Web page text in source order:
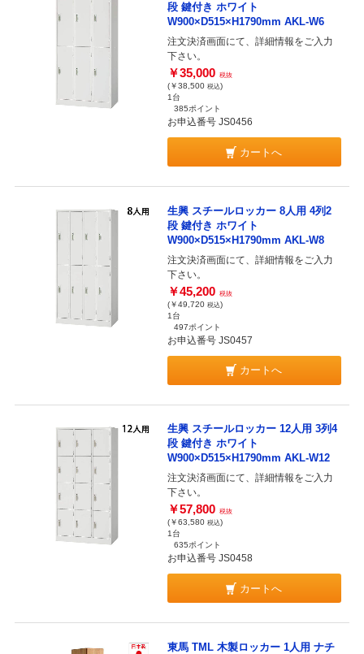
段 鍵付き ホワイト
W900×D515×H1790mm AKL-W6
注文決済画面にて、詳細情報をご入力
下さい。
￥35,000 税抜
(￥38,500 税込)
1台
385ポイント
お申込番号 JS0456
カートへ
生興 スチールロッカー 8人用 4列2
段 鍵付き ホワイト
W900×D515×H1790mm AKL-W8
注文決済画面にて、詳細情報をご入力
下さい。
￥45,200 税抜
(￥49,720 税込)
1台
497ポイント
お申込番号 JS0457
カートへ
生興 スチールロッカー 12人用 3列4
段 鍵付き ホワイト
W900×D515×H1790mm AKL-W12
注文決済画面にて、詳細情報をご入力
下さい。
￥57,800 税抜
(￥63,580 税込)
1台
635ポイント
お申込番号 JS0458
カートへ
東馬 TML 木製ロッカー 1人用 ナチ